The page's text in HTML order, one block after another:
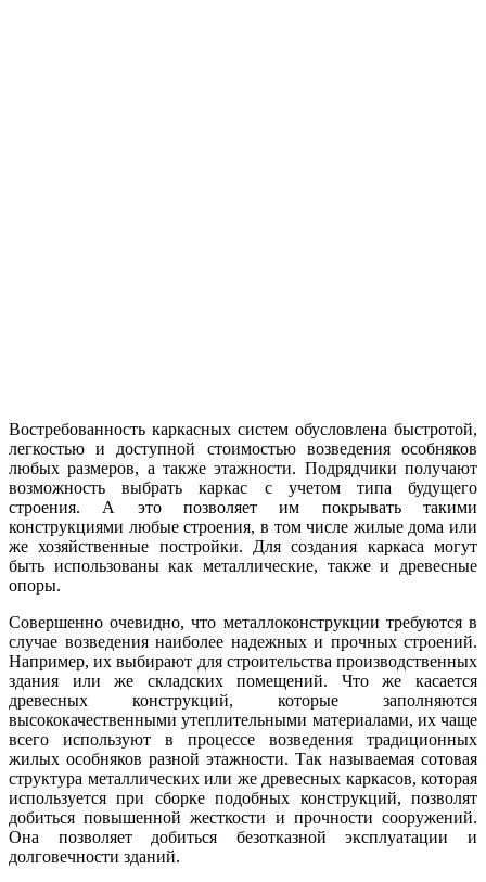
Востребованность каркасных систем обусловлена быстротой,
легкостью и доступной стоимостью возведения особняков
любых размеров, а также этажности. Подрядчики получают
возможность выбрать каркас с учетом типа будущего
строения. А это позволяет им покрывать такими
конструкциями любые строения, в том числе жилые дома или
же хозяйственные постройки. Для создания каркаса могут
быть использованы как металлические, также и древесные
опоры.
Совершенно очевидно, что металлоконструкции требуются в
случае возведения наиболее надежных и прочных строений.
Например, их выбирают для строительства производственных
здания или же складских помещений. Что же касается
древесных конструкций, которые заполняются
высококачественными утеплительными материалами, их чаще
всего используют в процессе возведения традиционных
жилых особняков разной этажности. Так называемая сотовая
структура металлических или же древесных каркасов, которая
используется при сборке подобных конструкций, позволят
добиться повышенной жесткости и прочности сооружений.
Она позволяет добиться безотказной эксплуатации и
долговечности зданий.